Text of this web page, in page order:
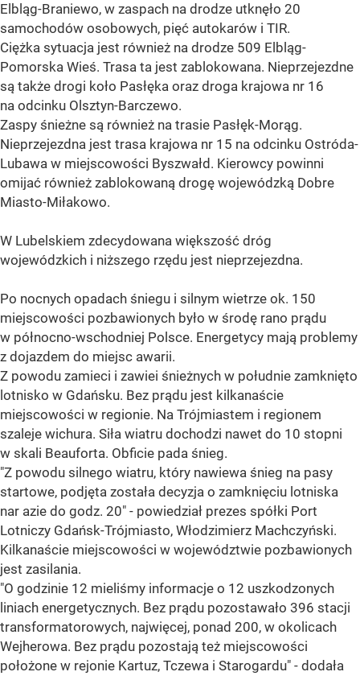
Elbląg-Braniewo, w zaspach na drodze utknęło 20
samochodów osobowych, pięć autokarów i TIR.
Ciężka sytuacja jest również na drodze 509 Elbląg-
Pomorska Wieś. Trasa ta jest zablokowana. Nieprzejezdne
są także drogi koło Pasłęka oraz droga krajowa nr 16
na odcinku Olsztyn-Barczewo.
Zaspy śnieżne są również na trasie Pasłęk-Morąg.
Nieprzejezdna jest trasa krajowa nr 15 na odcinku Ostróda-
Lubawa w miejscowości Byszwałd. Kierowcy powinni
omijać również zablokowaną drogę wojewódzką Dobre
Miasto-Miłakowo.
W Lubelskiem zdecydowana większość dróg
wojewódzkich i niższego rzędu jest nieprzejezdna.
Po nocnych opadach śniegu i silnym wietrze ok. 150
miejscowości pozbawionych było w środę rano prądu
w północno-wschodniej Polsce. Energetycy mają problemy
z dojazdem do miejsc awarii.
Z powodu zamieci i zawiei śnieżnych w południe zamknięto
lotnisko w Gdańsku. Bez prądu jest kilkanaście
miejscowości w regionie. Na Trójmiastem i regionem
szaleje wichura. Siła wiatru dochodzi nawet do 10 stopni
w skali Beauforta. Obficie pada śnieg.
"Z powodu silnego wiatru, który nawiewa śnieg na pasy
startowe, podjęta została decyzja o zamknięciu lotniska
nar azie do godz. 20" - powiedział prezes spółki Port
Lotniczy Gdańsk-Trójmiasto, Włodzimierz Machczyński.
Kilkanaście miejscowości w województwie pozbawionych
jest zasilania.
"O godzinie 12 mieliśmy informacje o 12 uszkodzonych
liniach energetycznych. Bez prądu pozostawało 396 stacji
transformatorowych, najwięcej, ponad 200, w okolicach
Wejherowa. Bez prądu pozostają też miejscowości
położone w rejonie Kartuz, Tczewa i Starogardu" - dodała